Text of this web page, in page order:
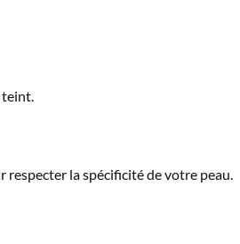
respecter la spécificité de votre peau.